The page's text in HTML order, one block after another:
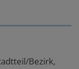
Bezirk,